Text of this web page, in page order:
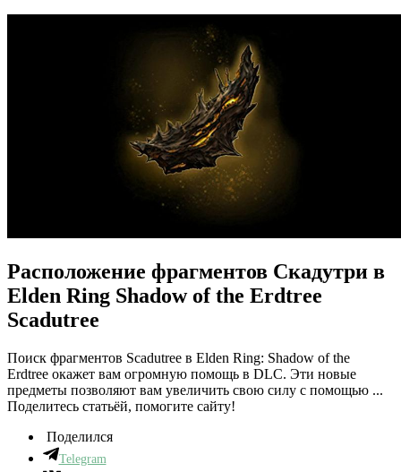
Расположение фрагментов Скадутри в
Elden Ring Shadow of the Erdtree
Scadutree
Поиск фрагментов Scadutree в Elden Ring: Shadow of the
Erdtree окажет вам огромную помощь в DLC. Эти новые
предметы позволяют вам увеличить свою силу с помощью ...
Поделитесь статьёй, помогите сайту!
Поделился
Telegram